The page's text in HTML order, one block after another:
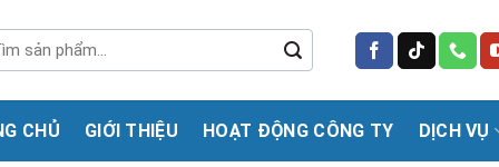
CHỦ GIỚI THIỆU HOẠT ĐỘNG CÔNG TY DỊCH VỤ